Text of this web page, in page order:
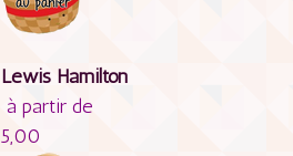
Lewis Hamilton
à partir de
5,00